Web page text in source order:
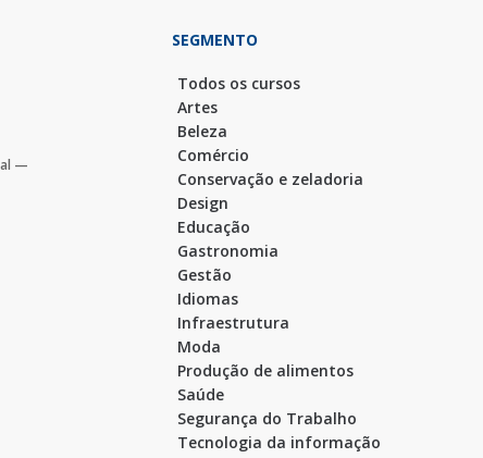
—
SEGMENTO
Todos os cursos
Artes
Beleza
Comércio
Conservação e zeladoria
Design
Educação
Gastronomia
Gestão
Idiomas
Infraestrutura
Moda
Produção de alimentos
Saúde
Segurança do Trabalho
Tecnologia da informação